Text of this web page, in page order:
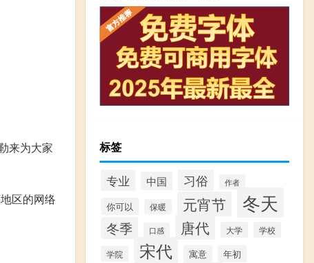
来为大家
区的网络
标签
专业 中国 习俗 作者
你可以 保暖 元宵节 冬天
冬季 口感 唐代 大学 学校
学院 宋代 寓意 年初